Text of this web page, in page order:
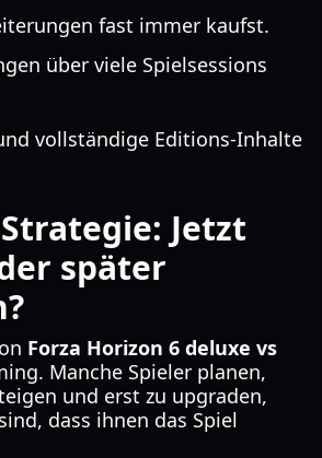
fast immer kaufst.
über viele Spielsessions
vollständige Editions-Inhalte
Jetzt
später
Forza Horizon 6 deluxe vs
Manche Spieler planen,
und erst zu upgraden,
dass ihnen das Spiel